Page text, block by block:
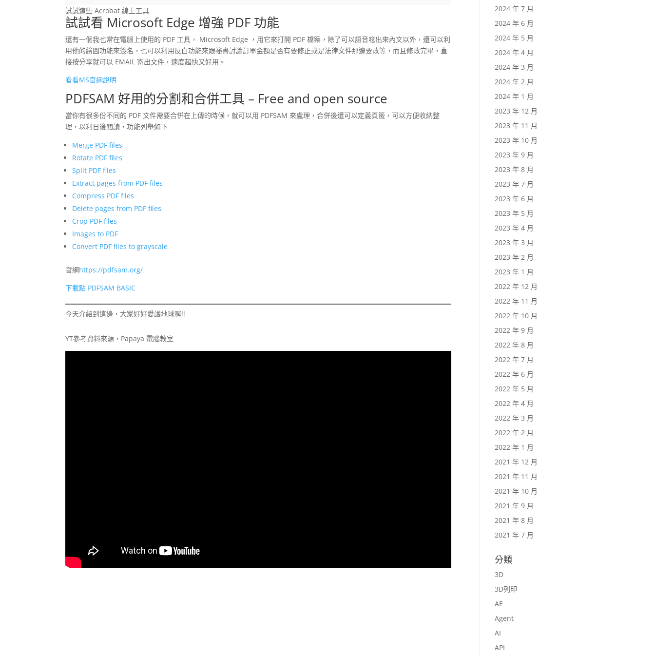
試試這些 Acrobat 線上工具
試試看 Microsoft Edge 增強 PDF 功能
還有一個我也常在電腦上使用的 PDF 工具， Microsoft Edge ，用它來打開 PDF 檔案，除了可以語音唸出來內文以外，還可以利
用他的繪圖功能來簽名，也可以利用反白功能來跟祕書討論訂單金額是否有要修正或是法律文件那邊要改等，而且修改完畢，直
接按分享就可以 EMAIL 寄出文件，速度超快又好用。
看看MS官網說明
PDFSAM 好用的分割和合併工具 – Free and open source
當你有很多份不同的 PDF 文件需要合併在上傳的時候，就可以用 PDFSAM 來處理，合併後還可以定義頁籤，可以方便收納整
理，以利日後閱讀，功能列舉如下
Merge PDF files
Rotate PDF files
Split PDF files
Extract pages from PDF files
Compress PDF files
Delete pages from PDF files
Crop PDF files
Images to PDF
Convert PDF files to grayscale
官網https://pdfsam.org/
下載點 PDFSAM BASIC
今天介紹到這邊，大家好好愛護地球喔!!
YT參考資料來源，Papaya 電腦教室
2024 年 7 月
2024 年 6 月
2024 年 5 月
2024 年 4 月
2024 年 3 月
2024 年 2 月
2024 年 1 月
2023 年 12 月
2023 年 11 月
2023 年 10 月
2023 年 9 月
2023 年 8 月
2023 年 7 月
2023 年 6 月
2023 年 5 月
2023 年 4 月
2023 年 3 月
2023 年 2 月
2023 年 1 月
2022 年 12 月
2022 年 11 月
2022 年 10 月
2022 年 9 月
2022 年 8 月
2022 年 7 月
2022 年 6 月
2022 年 5 月
2022 年 4 月
2022 年 3 月
2022 年 2 月
2022 年 1 月
2021 年 12 月
2021 年 11 月
2021 年 10 月
2021 年 9 月
2021 年 8 月
2021 年 7 月
分類
3D
3D列印
AE
Agent
AI
API